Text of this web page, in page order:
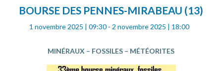
BOURSE DES PENNES-MIRABEAU (13)
1 novembre 2025 | 09:30- 2 novembre 2025 | 18:00
MINÉRAUX – FOSSILES – MÉTÉORITES